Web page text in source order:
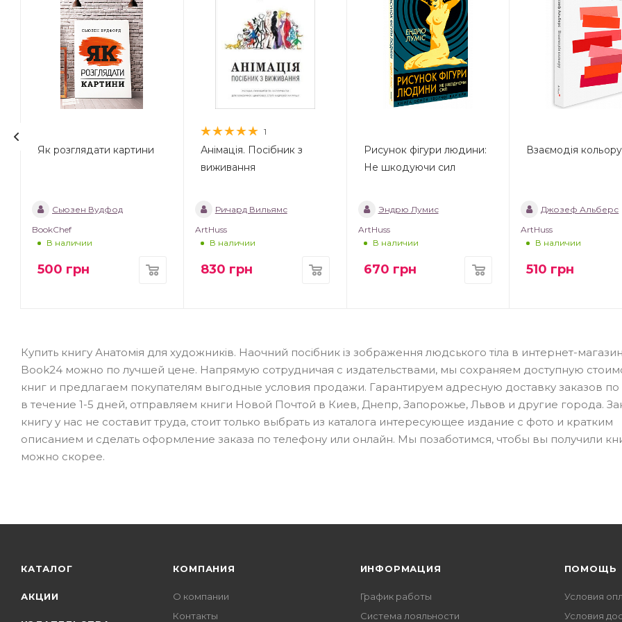
Як розглядати картини
Сьюзен Вудфод
BookChef
В наличии
500 грн
1
Анімація. Посібник з
виживання
Ричард Вильямс
ArtHuss
В наличии
830 грн
Рисунок фігури людини:
Не шкодуючи сил
Эндрю Лумис
ArtHuss
В наличии
670 грн
Взаємодія кольору
Джозеф Альберс
ArtHuss
В наличии
510 грн
Купить книгу Анатомія для художників. Наочний посібник із зображення людського тіла в интернет-
Book24 можно по лучшей цене. Напрямую сотрудничая с издательствами, мы сохраняем доступную
книг и предлагаем покупателям выгодные условия продажи. Гарантируем адресную доставку заказов по
в течение 1-5 дней, отправляем книги Новой Почтой в Киев, Днепр, Запорожье, Львов и другие города.
книгу у нас не составит труда, стоит только выбрать из каталога интересующее издание с фото и кратким
описанием и сделать оформление заказа по телефону или онлайн. Мы позаботимся, чтобы вы получили
можно скорее.
КАТАЛОГ
АКЦИИ
КОМПАНИЯ
О компании
Контакты
ИНФОРМАЦИЯ
График работы
Система лояльности
ПОМОЩЬ
Условия
Условия